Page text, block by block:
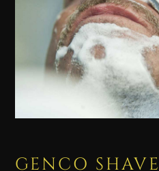
GENCO SHAVE